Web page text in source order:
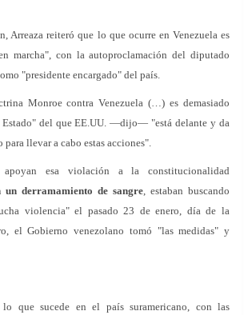
Arreaza reiteró que lo que ocurre en Venezuela es
marcha", con la autoproclamación del diputado
"presidente encargado" del país.
Monroe contra Venezuela (…) es demasiado
Estado" del que EE.UU. —dijo— "está delante y da
llevar a cabo estas acciones".
apoyan esa violación a la constitucionalidad
un derramamiento de sangre, estaban buscando
violencia" el pasado 23 de enero, día de la
el Gobierno venezolano tomó "las medidas" y
lo que sucede en el país suramericano, con las